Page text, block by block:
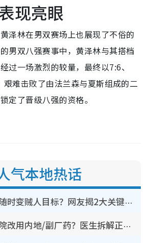
现亮眼
泽林在男双赛场上也展现了不俗的
男双八强赛事中，黄泽林与其搭档
过一场激烈的较量，最终以7:6、
难击败了由法兰森与夏斯组成的二
定了晋级八强的资格。
气本地热话
装修拆铁闸随时变贼人目标？网友揭2大关键用途：装新款等于白装？附新旧铁闸分别
网传公立医院改用内地/副厂药？医生拆解正副厂分别，揭4类人换药随时出事